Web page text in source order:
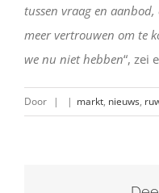
tussen vraag en
meer vertrouwen om te
we nu niet hebben“, zei
Door | | markt, nieuws,